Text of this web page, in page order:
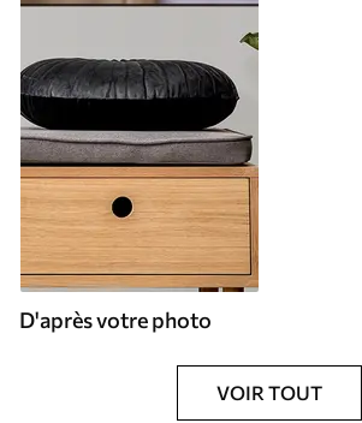
D'après votre photo
VOIR TOUT